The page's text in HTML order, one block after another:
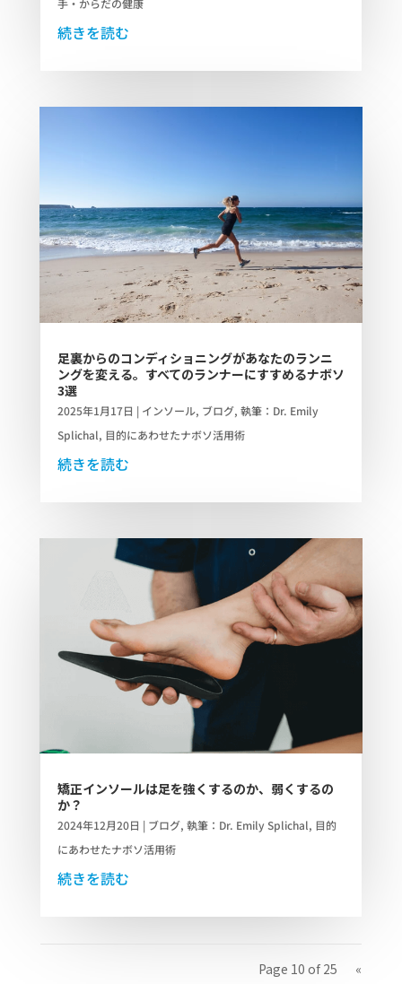
手・からだの健康
続きを読む
足裏からのコンディショニングがあなたのランニ
ングを変える。すべてのランナーにすすめるナボソ
3選
2025年1月17日 | インソール, ブログ, 執筆：Dr. Emily
Splichal, 目的にあわせたナボソ活用術
続きを読む
矯正インソールは足を強くするのか、弱くするの
か？
2024年12月20日 | ブログ, 執筆：Dr. Emily Splichal, 目的
にあわせたナボソ活用術
続きを読む
Page 10 of 25
«